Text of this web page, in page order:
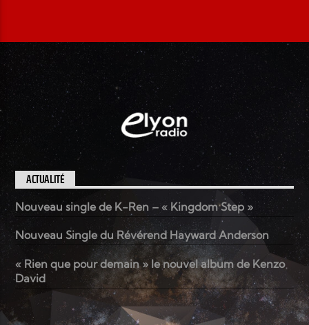
ACTUALITÉ
Nouveau single de K-Ren – « Kingdom Step »
Nouveau Single du Révérend Hayward Anderson
« Rien que pour demain » le nouvel album de Kenzo
David